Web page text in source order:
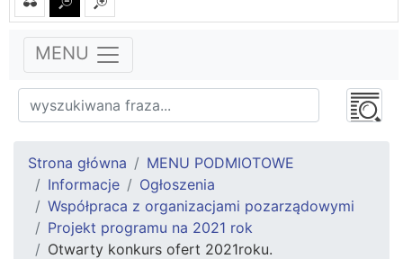
MENU
Strona główna
MENU PODMIOTOWE
Informacje
Ogłoszenia
Współpraca z organizacjami pozarządowymi
Projekt programu na 2021 rok
Otwarty konkurs ofert 2021roku.